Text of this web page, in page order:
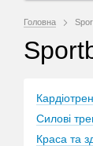
Головна
Силові
Краса та